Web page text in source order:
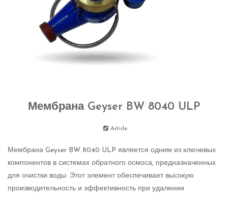
Мембрана Geyser BW 8040 ULP
Article
Мембрана Geyser BW 8040 ULP является одним из ключевых
компонентов в системах обратного осмоса, предназначенных
для очистки воды. Этот элемент обеспечивает высокую
производительность и эффективность при удалении